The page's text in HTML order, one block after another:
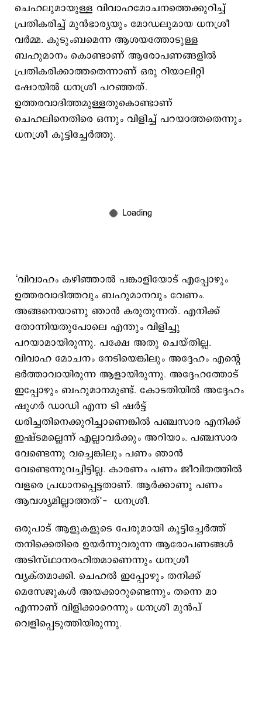
ചെഹലുമായുള്ള വിവാഹമോചനത്തെക്കുറിച്ച്
പ്രതികരിച്ച് മുന്‍ഭാര്യയും മോഡലുമായ ധനശ്രീ
വര്‍മ്മ. കുടുംബമെന്ന ആശയത്തോടുള്ള
ബഹുമാനം കൊണ്ടാണ് ആരോപണങ്ങളില്‍
പ്രതികരിക്കാത്തതെന്നാണ് ഒരു റിയാലിറ്റി
ഷോയില്‍ ധനശ്രീ പറഞ്ഞത്.
ഉത്തരവാദിത്തമുള്ളതുകൊണ്ടാണ്
ചെഹലിനെതിരെ ഒന്നും വിളിച്ച് പറയാത്തതെന്നും
ധനശ്രീ കൂട്ടിച്ചേര്‍ത്തു.
‘വിവാഹം കഴിഞ്ഞാല്‍ പങ്കാളിയോട് എപ്പോഴും
ഉത്തരവാദിത്തവും ബഹുമാനവും വേണം.
അങ്ങനെയാണു ഞാൻ കരുതുന്നത്. എനിക്ക്
തോന്നിയതുപോലെ എന്തും വിളിച്ചു
പറയാമായിരുന്നു. പക്ഷേ അതു ചെയ്തില്ല.
വിവാഹ മോചനം നേടിയെങ്കിലും അദ്ദേഹം എന്റെ
ഭർത്താവായിരുന്ന ആളായിരുന്നു. അദ്ദേഹത്തോട്
ഇപ്പോഴും ബഹുമാനമുണ്ട്. കോടതിയിൽ അദ്ദേഹം
ഷുഗർ ഡാഡി എന്ന ടി ഷർട്ട്
ധരിച്ചതിനെക്കുറിച്ചാണെങ്കിൽ പഞ്ചസാര എനിക്ക്
ഇഷ്ടമല്ലെന്ന് എല്ലാവർക്കും അറിയാം. പഞ്ചസാര
വേണ്ടെന്നു വച്ചെങ്കിലും പണം ഞാൻ
വേണ്ടെന്നുവച്ചിട്ടില്ല. കാരണം പണം ജീവിതത്തിൽ
വളരെ പ്രധാനപ്പെട്ടതാണ്. ആർക്കാണു പണം
ആവശ്യമില്ലാത്തത്'- ധനശ്രീ.
ഒരുപാട് ആളുകളുടെ പേരുമായി കൂട്ടിച്ചേര്‍ത്ത്
തനിക്കെതിരെ ഉയര്‍ന്നുവരുന്ന ആരോപണങ്ങള്‍
അടിസ്ഥാനരഹിതമാണെന്നും ധനശ്രീ
വ്യക്തമാക്കി. ചെഹല്‍ ഇപ്പോഴും തനിക്ക്
മെസേജുകള്‍ അയക്കാറുണ്ടെന്നും തന്നെ മാ
എന്നാണ് വിളിക്കാറെന്നും ധനശ്രീ മുന്‍പ്
വെളിപ്പെടുത്തിയിരുന്നു.